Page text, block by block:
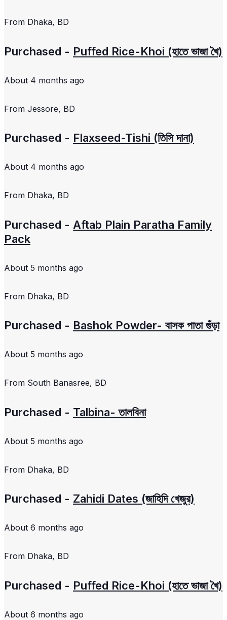
From Dhaka, BD
Purchased - Puffed Rice-Khoi (হাতে ভাজা খৈ)
About 4 months ago
From Jessore, BD
Purchased - Flaxseed-Tishi (তিসি দানা)
About 4 months ago
From Dhaka, BD
Purchased - Aftab Plain Paratha Family
Pack
About 5 months ago
From Dhaka, BD
Purchased - Bashok Powder- বাসক পাতা গুঁড়া
About 5 months ago
From South Banasree, BD
Purchased - Talbina- তালবিনা
About 5 months ago
From Dhaka, BD
Purchased - Zahidi Dates (জাহিদি খেজুর)
About 6 months ago
From Dhaka, BD
Purchased - Puffed Rice-Khoi (হাতে ভাজা খৈ)
About 6 months ago